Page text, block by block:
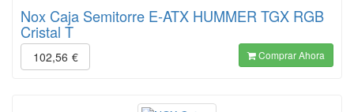
Nox Caja Semitorre E-ATX HUMMER TGX RGB
Cristal T
102,56 € Comprar Ahora